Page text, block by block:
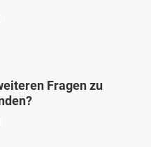
Fragen zu